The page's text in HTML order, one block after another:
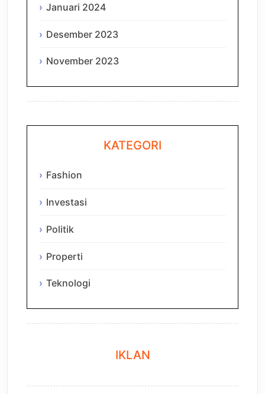
Januari 2024
Desember 2023
November 2023
KATEGORI
Fashion
Investasi
Politik
Properti
Teknologi
IKLAN